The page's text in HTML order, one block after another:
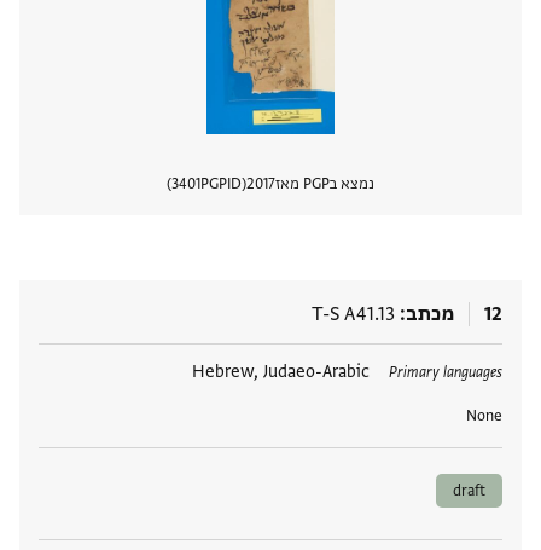
נמצא בPGP מאז 2017
PGPID
3401
12 מכתב T-S A41.13
Primary languages
Hebrew, Judaeo-Arabic
None
תגים
draft